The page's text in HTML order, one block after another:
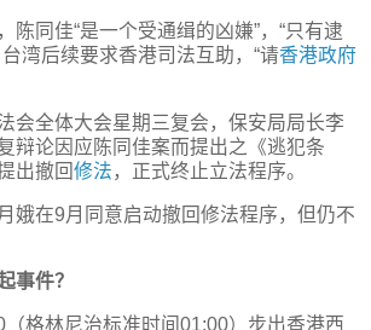
陈同佳“是一个受通缉的凶嫌”，“只有逮
湾后续要求香港司法互助，“请香港政府
会全体大会星期三复会，保安局局长李
辩论因应陈同佳案而提出之《逃犯条
出撤回修法，正式终止立法程序。
月娥在9月同意启动撤回修法程序，但仍不
事件？
（格林尼治标准时间01:00）步出香港西